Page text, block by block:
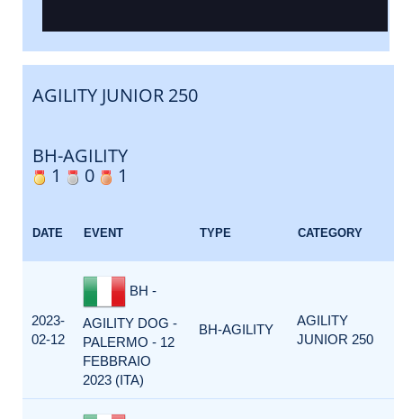
AGILITY JUNIOR 250
BH-AGILITY
1
0 1
DATE EVENT TYPE CATEGORY
2023-
02-12
BH -
AGILITY DOG -
PALERMO - 12
FEBBRAIO
2023 (ITA)
BH-AGILITY
AGILITY
JUNIOR 250